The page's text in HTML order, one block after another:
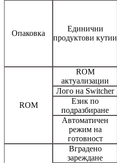
Опаковка
Единични
продуктови кутии
ROM
ROM
актуализации
Лого на Switcher
Език по
подразбиране
Автоматичен
режим на
готовност
Вградено
зареждане